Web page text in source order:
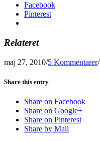
Facebook
Pinterest
Relateret
maj 27, 2010/5 Kommentarer/
Share this entry
Share on Facebook
Share on Google+
Share on Pinterest
Share by Mail